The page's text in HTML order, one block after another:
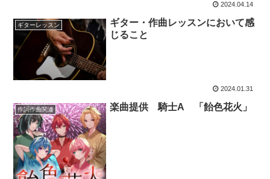
2024.04.14
ギターレッスン
ギター・作曲レッスンにおいて感
じること
2024.01.31
作詞作曲関連 楽曲提供 騎士A 「飴色花火」